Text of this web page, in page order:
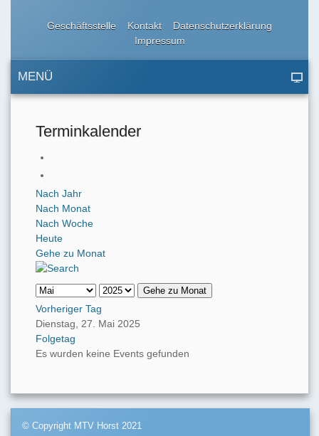
Geschäftsstelle Kontakt
Datenschutzerklärung
Impressum
MENÜ
Terminkalender
Nach Jahr
Nach Monat
Nach Woche
Heute
Gehe zu Monat
Gehe zu Monat
Vorheriger Tag
Dienstag, 27. Mai 2025
Folgetag
Es wurden keine Events gefunden
© Copyright MTV Horst 2021